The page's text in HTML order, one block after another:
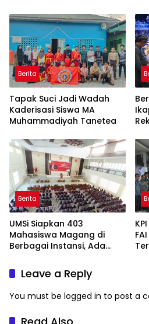
Berita
Tapak Suci Jadi Wadah
Kaderisasi Siswa MA
Muhammadiyah Tanetea
Berita
UMSi Siapkan 403
Mahasiswa Magang di
Berbagai Instansi, Ada
TaiwanLeave a Reply
You must be logged in to post a